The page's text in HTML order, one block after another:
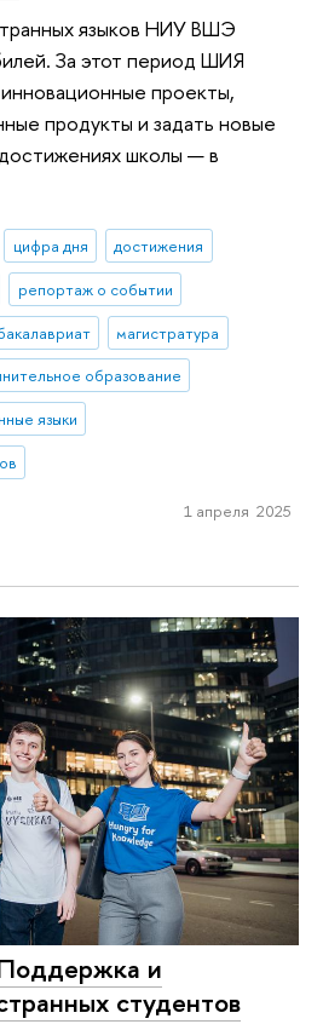
языков НИУ ВШЭ
За этот период ШИЯ
проекты,
продукты и задать новые
школы — в
цифра дня
достижения
репортаж о событии
магистратура
образование
языки
1 апреля 2025
и
студентов